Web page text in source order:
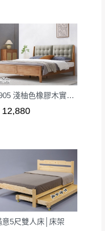
5905 淺柚色橡膠木實木5尺雙人床│床架
12,880
意5尺雙人床│床架